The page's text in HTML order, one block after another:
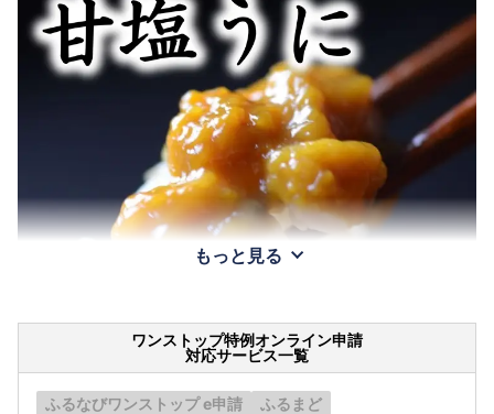
もっと見る
ワンストップ特例オンライン申請
対応サービス一覧
ふるなびワンストップ e申請
ふるまど